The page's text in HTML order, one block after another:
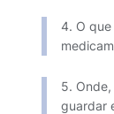
4. O
5.
guardar